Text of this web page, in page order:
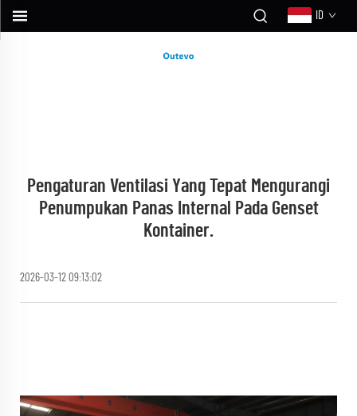
ID
Pengaturan Ventilasi Yang Tepat Mengurangi
Penumpukan Panas Internal Pada Genset
Kontainer.
2026-03-12 09:13:02